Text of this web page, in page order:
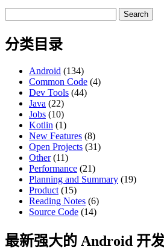
for:
分类目录
Android (134)
Common Code (4)
Dev Tools (44)
Java (22)
Jobs (10)
Kotlin (1)
New Features (8)
Open Projects (31)
Other(11)
Performance (21)
Planning and Summary (19)
Product (15)
Reading Notes (6)
Source Code (14)
最新强大的 Android 开